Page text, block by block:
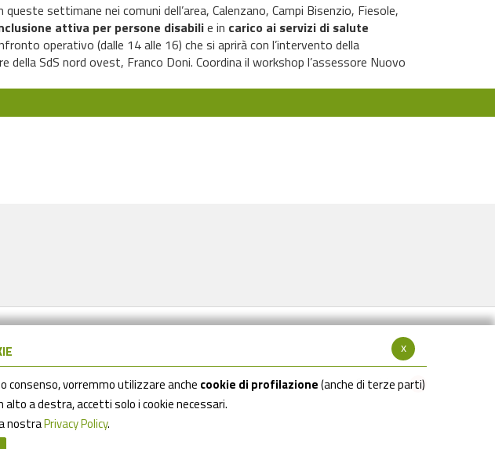
settimane nei comuni dell’area, Calenzano, Campi Bisenzio, Fiesole,
attiva per persone disabilie in carico ai servizi di salute
operativo (dalle 14 alle 16) che si aprirà con l’intervento della
SdS nord ovest, Franco Doni. Coordina il workshop l’assessore Nuovo
Seguici su:
x
consenso, vorremmo utilizzare anche cookie di profilazione(anche di terze parti)
alto a destra, accetti solo i cookie necessari.
nostraPrivacy Policy.